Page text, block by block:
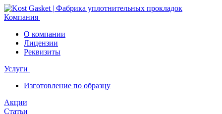
Компания
О компании
Лицензии
Реквизиты
Услуги
Изготовление по образцу
Акции
Статьи